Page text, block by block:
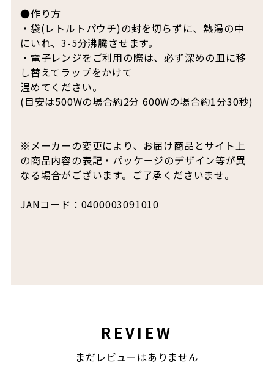
●作り方
・袋(レトルトパウチ)の封を切らずに、熱湯の中
にいれ、3-5分沸騰させます。
・電子レンジをご利用の際は、必ず深めの皿に移
し替えてラップをかけて
温めてください。
(目安は500Wの場合約2分 600Wの場合約1分30秒)
※メーカーの変更により、お届け商品とサイト上
の商品内容の表記・パッケージのデザイン等が異
なる場合がございます。ご了承くださいませ。
JANコード：0400003091010
REVIEW
まだレビューはありません